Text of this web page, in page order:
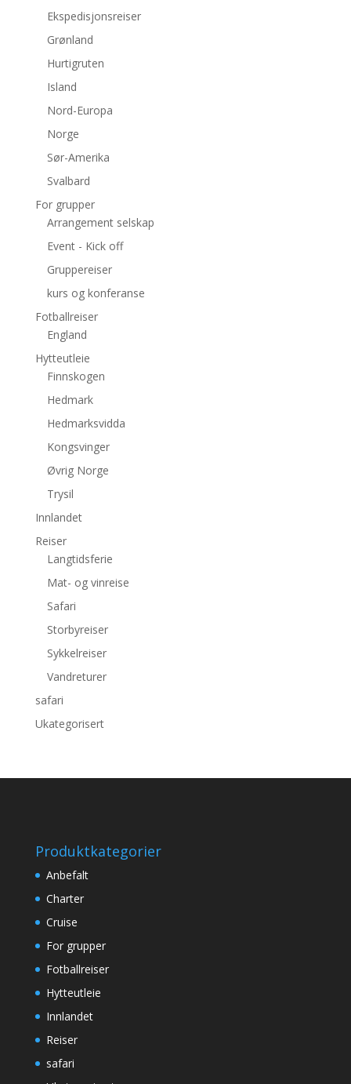
Ekspedisjonsreiser
Grønland
Hurtigruten
Island
Nord-Europa
Norge
Sør-Amerika
Svalbard
For grupper
Arrangement selskap
Event - Kick off
Gruppereiser
kurs og konferanse
Fotballreiser
England
Hytteutleie
Finnskogen
Hedmark
Hedmarksvidda
Kongsvinger
Øvrig Norge
Trysil
Innlandet
Reiser
Langtidsferie
Mat- og vinreise
Safari
Storbyreiser
Sykkelreiser
Vandreturer
safari
Ukategorisert
Produktkategorier
Anbefalt
Charter
Cruise
For grupper
Fotballreiser
Hytteutleie
Innlandet
Reiser
safari